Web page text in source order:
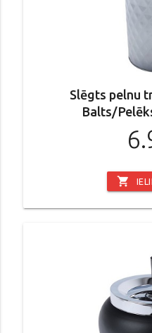
Slēgts pelnu
Balts/
shopping_cart